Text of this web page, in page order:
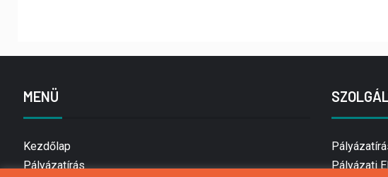
MENÜ
Kezdőlap
Pályázatírás
Pályázati